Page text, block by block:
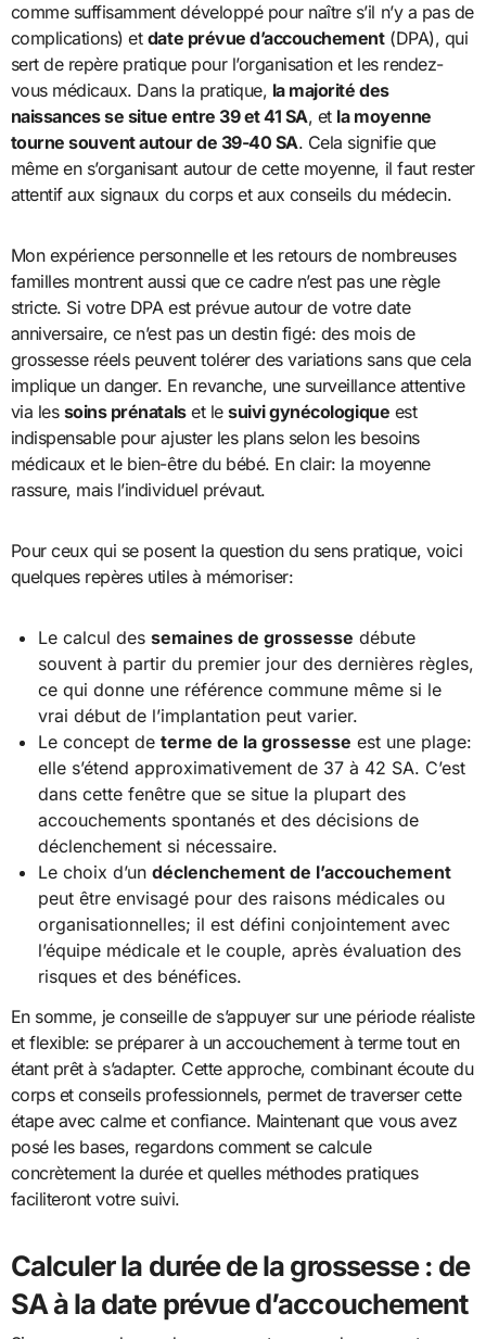
comme suffisamment développé pour naître s’il n’y a pas de
complications) et date prévue d’accouchement(DPA), qui
sert de repère pratique pour l’organisation et les rendez-
vous médicaux. Dans la pratique, la majorité des
naissances se situe entre 39 et 41 SA, et la moyenne
tourne souvent autour de 39-40 SA. Cela signifie que
même en s’organisant autour de cette moyenne, il faut rester
attentif aux signaux du corps et aux conseils du médecin.
Mon expérience personnelle et les retours de nombreuses
familles montrent aussi que ce cadre n’est pas une règle
stricte. Si votre DPA est prévue autour de votre date
anniversaire, ce n’est pas un destin figé: des mois de
grossesse réels peuvent tolérer des variations sans que cela
implique un danger. En revanche, une surveillance attentive
via les soins prénatalset lesuivi gynécologique est
indispensable pour ajuster les plans selon les besoins
médicaux et le bien-être du bébé. En clair: la moyenne
rassure, mais l’individuel prévaut.
Pour ceux qui se posent la question du sens pratique, voici
quelques repères utiles à mémoriser:
Le calcul dessemaines de grossesse débute
souvent à partir du premier jour des dernières règles,
ce qui donne une référence commune même si le
vrai début de l’implantation peut varier.
Le concept determe de la grossesse est une plage:
elle s’étend approximativement de 37 à 42 SA. C’est
dans cette fenêtre que se situe la plupart des
accouchements spontanés et des décisions de
déclenchement si nécessaire.
Le choix d’undéclenchement de l’accouchement
peut être envisagé pour des raisons médicales ou
organisationnelles; il est défini conjointement avec
l’équipe médicale et le couple, après évaluation des
risques et des bénéfices.
En somme, je conseille de s’appuyer sur une période réaliste
et flexible: se préparer à un accouchement à terme tout en
étant prêt à s’adapter. Cette approche, combinant écoute du
corps et conseils professionnels, permet de traverser cette
étape avec calme et confiance. Maintenant que vous avez
posé les bases, regardons comment se calcule
concrètement la durée et quelles méthodes pratiques
faciliteront votre suivi.
Calculer la durée de la grossesse : de
SA à la date prévue d’accouchement